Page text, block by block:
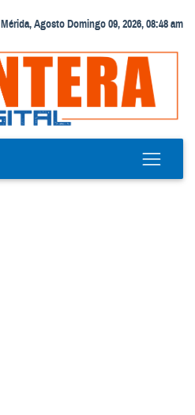
Mérida, Agosto Domingo 09, 2026, 08:48 am